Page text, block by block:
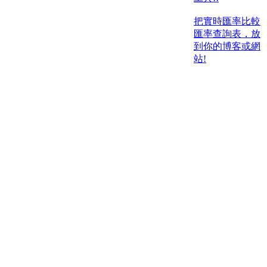
把實時匯率比較
匯率查詢表，放
到你的博客或網
站!